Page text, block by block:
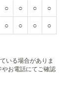
○ ○ ○ ○
○ ○ ○ ○
いる場合がありま
お電話にてご確認